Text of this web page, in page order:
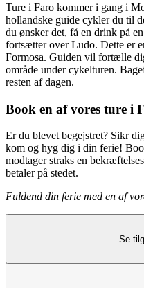
Ture i Faro kommer i gang i
hollandske guide cykler du til
du ønsker det, få en drink på
fortsætter over Ludo. Dette er
Formosa. Guiden vil fortælle
område under cykelturen.
resten af dagen.
Book en af vores ture i
Er du blevet begejstret? Sikr
kom og hyg dig i din ferie!
modtager straks en
betaler på stedet.
Fuldend din ferie med en af
Se